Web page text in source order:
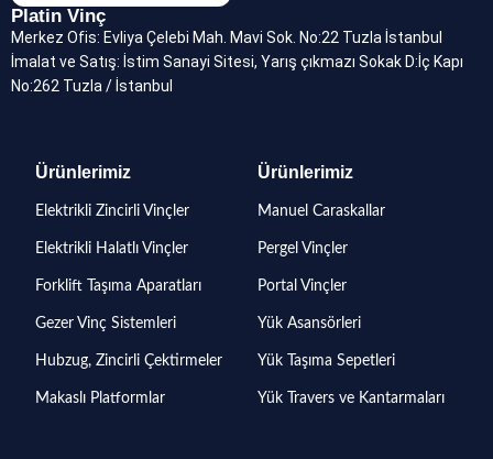
Platin Vinç
Merkez Ofis: Evliya Çelebi Mah. Mavi Sok. No:22 Tuzla İstanbul
İmalat ve Satış: İstim Sanayi Sitesi, Yarış çıkmazı Sokak D:İç Kapı
No:262 Tuzla / İstanbul
Ürünlerimiz
Elektrikli Zincirli Vinçler
Elektrikli Halatlı Vinçler
Forklift Taşıma Aparatları
Gezer Vinç Sistemleri
Hubzug, Zincirli Çektirmeler
Makaslı Platformlar
Ürünlerimiz
Manuel Caraskallar
Pergel Vinçler
Portal Vinçler
Yük Asansörleri
Yük Taşıma Sepetleri
Yük Travers ve Kantarmaları